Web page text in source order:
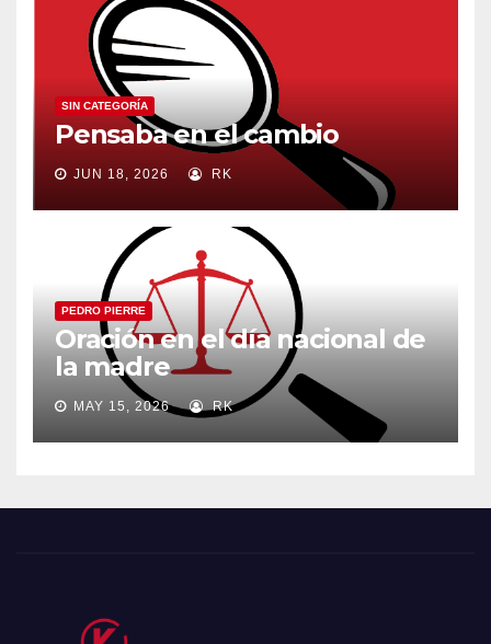
SIN CATEGORÍA
Pensaba en el cambio
JUN 18, 2026 RK
PEDRO PIERRE
Oración en el día nacional de
la madre
MAY 15, 2026 RK